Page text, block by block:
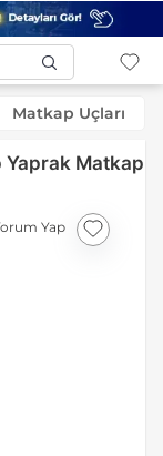
Matkap Uçları
Matkap
Yap